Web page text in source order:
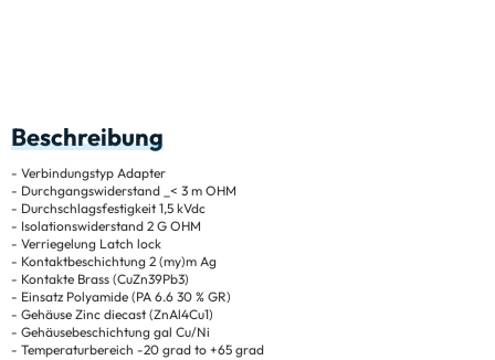
Beschreibung
- Verbindungstyp Adapter
- Durchgangswiderstand _< 3 m OHM
- Durchschlagsfestigkeit 1,5 kVdc
- Isolationswiderstand 2 G OHM
- Verriegelung Latch lock
- Kontaktbeschichtung 2 (my)m Ag
- Kontakte Brass (CuZn39Pb3)
- Einsatz Polyamide (PA 6.6 30 % GR)
- Gehäuse Zinc diecast (ZnAl4Cu1)
- Gehäusebeschichtung gal Cu/Ni
- Temperaturbereich -20 grad to +65 grad